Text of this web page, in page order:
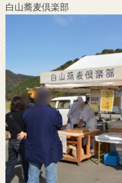
白山蕎麦倶楽部